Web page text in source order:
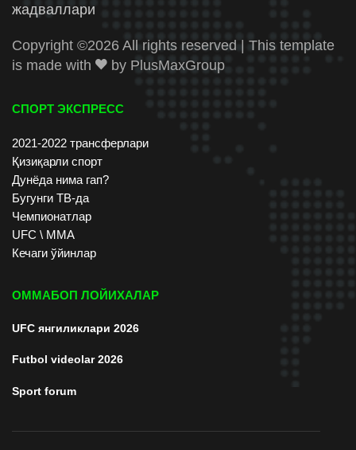
жадваллари
Copyright ©2026 All rights reserved | This template
is made with
by PlusMaxGroup
СПОРТ ЭКСПРЕСС
2021-2022 трансферлари
Қизиқарли спорт
Дунёда нима гап?
Бугунги ТВ-да
Чемпионатлар
UFC \ ММА
Кечаги ўйинлар
ОММАБОП ЛОЙИХАЛАР
UFC янгиликлари 2026
Futbol videolar 2026
Sport forum